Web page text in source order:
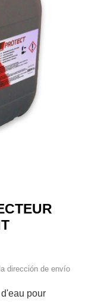
dirección de envío
pour